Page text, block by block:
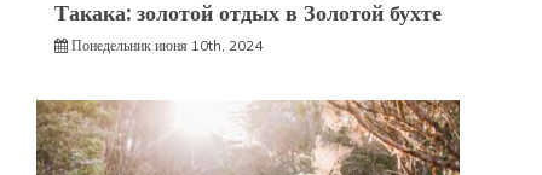
Такака: золотой отдых в Золотой бухте
Понедельник июня 10th, 2024